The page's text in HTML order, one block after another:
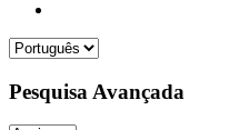
Pesquisa Avançada